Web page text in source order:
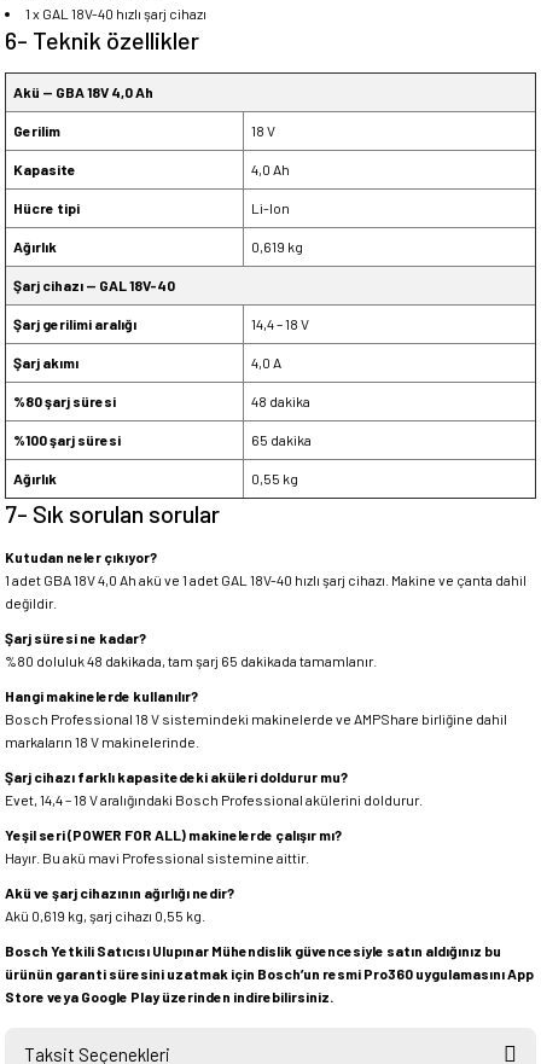
1 x GAL 18V-40 hızlı şarj cihazı
6- Teknik özellikler
Akü — GBA 18V 4,0 Ah
Gerilim 18 V
Kapasite 4,0 Ah
Hücre tipi Li-Ion
Ağırlık 0,619 kg
Şarj cihazı — GAL 18V-40
Şarj gerilimi aralığı 14,4 – 18 V
Şarj akımı 4,0 A
%80 şarj süresi 48 dakika
%100 şarj süresi 65 dakika
Ağırlık 0,55 kg
7- Sık sorulan sorular
Kutudan neler çıkıyor?
1 adet GBA 18V 4,0 Ah akü ve 1 adet GAL 18V-40 hızlı şarj cihazı. Makine ve çanta dahil
değildir.
Şarj süresi ne kadar?
%80 doluluk 48 dakikada, tam şarj 65 dakikada tamamlanır.
Hangi makinelerde kullanılır?
Bosch Professional 18 V sistemindeki makinelerde ve AMPShare birliğine dahil
markaların 18 V makinelerinde.
Şarj cihazı farklı kapasitedeki aküleri doldurur mu?
Evet, 14,4 – 18 V aralığındaki Bosch Professional akülerini doldurur.
Yeşil seri (POWER FOR ALL) makinelerde çalışır mı?
Hayır. Bu akü mavi Professional sistemine aittir.
Akü ve şarj cihazının ağırlığı nedir?
Akü 0,619 kg, şarj cihazı 0,55 kg.
Bosch Yetkili Satıcısı Ulupınar Mühendislik güvencesiyle satın aldığınız bu
ürünün garanti süresini uzatmak için Bosch’un resmi Pro360 uygulamasını App
Store veya Google Play üzerinden indirebilirsiniz.
Taksit Seçenekleri